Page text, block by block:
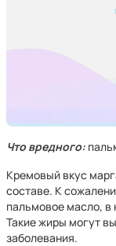
Что вредного:
Кремовый вкус
составе. К
пальмовое масло,
Такие жиры могут
заболевания.